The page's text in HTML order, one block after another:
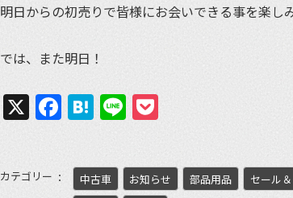
明日からの初売りで皆様にお会いできる事を楽し
では、また明日！
X Facebook
Hatena
Line
カテゴリー 中古車 お知らせ 部品用品 セール